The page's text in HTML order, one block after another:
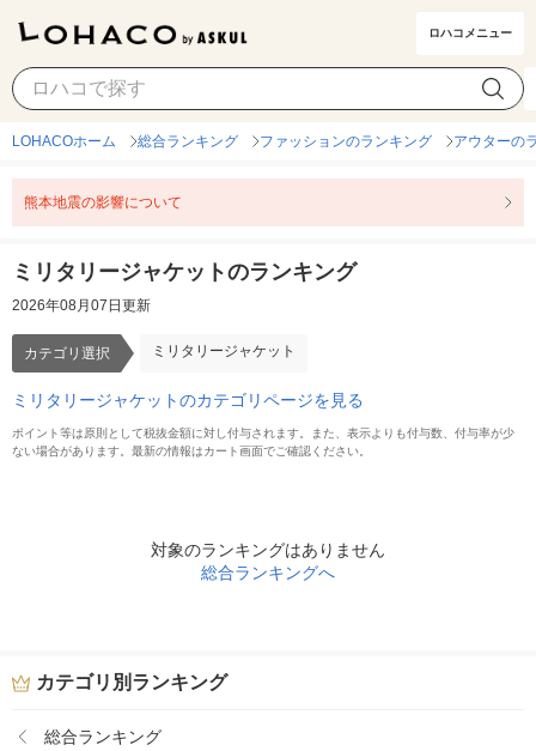
ロハコメニュー
ミリタリージャケット カテゴリ選択
LOHACOホーム 総合ランキング ファッションのランキング アウターの
熊本地震の影響について
ミリタリージャケットのランキング
2026年08月07日更新
カテゴリ選択 ミリタリージャケット
ミリタリージャケットのカテゴリページを見る
ポイント等は原則として税抜金額に対し付与されます。また、表示よりも付与数、付与率が少
ない場合があります。最新の情報はカート画面でご確認ください。
対象のランキングはありません
総合ランキングへ
カテゴリ別ランキング
総合ランキング